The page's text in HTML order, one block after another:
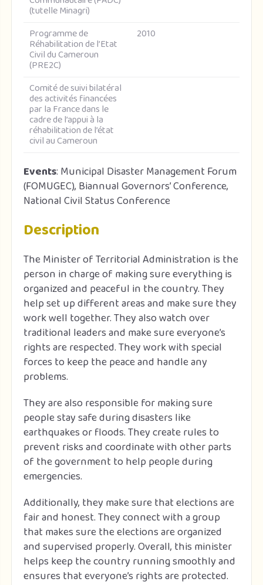
(tutelle Minagri)
Programme de
Réhabilitation de l’Etat
Civil du Cameroun
(PRE2C)
2010
Comité de suivi bilatéral
des activités financées
par la France dans le
cadre de l’appui à la
réhabilitation de l’état
civil au Cameroun
Events: Municipal Disaster Management Forum
(FOMUGEC), Biannual Governors’ Conference,
National Civil Status Conference
Description
The Minister of Territorial Administration is the
person in charge of making sure everything is
organized and peaceful in the country. They
help set up different areas and make sure they
work well together. They also watch over
traditional leaders and make sure everyone’s
rights are respected. They work with special
forces to keep the peace and handle any
problems.
They are also responsible for making sure
people stay safe during disasters like
earthquakes or floods. They create rules to
prevent risks and coordinate with other parts
of the government to help people during
emergencies.
Additionally, they make sure that elections are
fair and honest. They connect with a group
that makes sure the elections are organized
and supervised properly. Overall, this minister
helps keep the country running smoothly and
ensures that everyone’s rights are protected.